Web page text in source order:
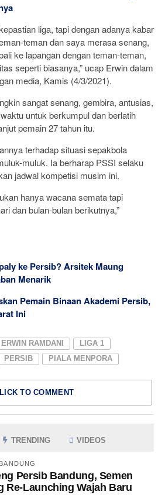
liga, tapi dengan adanya kabar
teman dan saya merasa senang,
ke lapangan dengan teman-teman,
seperti biasanya,” ucap Erwin dalam
media, Kamis (4/3/2021).
sangat senang, gembira, antusias,
untuk berkumpul dan berlatih
pemain 27 tahun itu.
terhadap situasi sepakbola
muluk. Ia berharap PSSI selaku
jadwal kompetisi musim ini.
hanya wacana semata tapi
dan bulan-bulan berikutnya,”
ke Persib? Arsitek Maung
Menarik
Pemain Binaan Akademi Persib,
Ini
ERWIN RAMDANI
LIGA 1
PERSIB PIALA MENPORA
TO COMMENT
TRENDING VIDEOS
Persib Bandung, Semen
Re-Launching Wajah Baru